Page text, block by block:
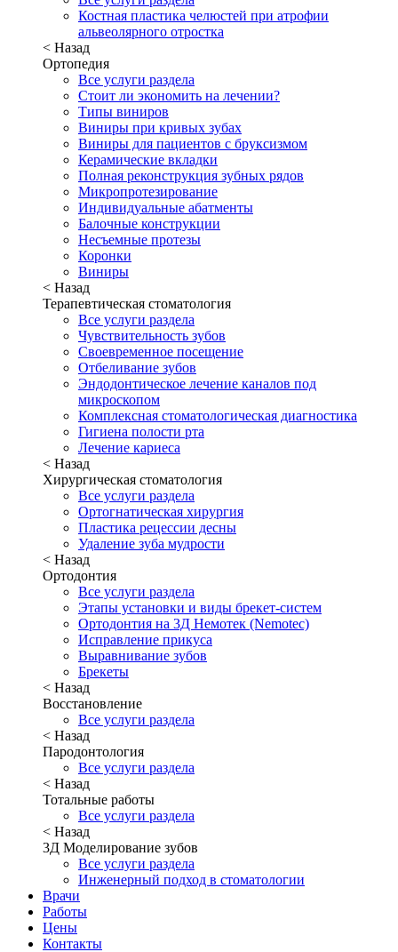
Костная пластика челюстей при атрофии
альвеолярного отростка
< Назад
Ортопедия
Все услуги раздела
Стоит ли экономить на лечении?
Типы виниров
Виниры при кривых зубах
Виниры для пациентов с бруксизмом
Керамические вкладки
Полная реконструкция зубных рядов
Микропротезирование
Индивидуальные абатменты
Балочные конструкции
Несъемные протезы
Коронки
Виниры
< Назад
Терапевтическая стоматология
Все услуги раздела
Чувствительность зубов
Своевременное посещение
Отбеливание зубов
Эндодонтическое лечение каналов под
микроскопом
Комплексная стоматологическая диагностика
Гигиена полости рта
Лечение кариеса
< Назад
Хирургическая стоматология
Все услуги раздела
Ортогнатическая хирургия
Пластика рецессии десны
Удаление зуба мудрости
< Назад
Ортодонтия
Все услуги раздела
Этапы установки и виды брекет-систем
Ортодонтия на 3Д Немотек (Nemotec)
Исправление прикуса
Выравнивание зубов
Брекеты
< Назад
Восстановление
Все услуги раздела
< Назад
Пародонтология
Все услуги раздела
< Назад
Тотальные работы
Все услуги раздела
< Назад
3Д Моделирование зубов
Все услуги раздела
Инженерный подход в стоматологии
Врачи
Работы
Цены
Контакты